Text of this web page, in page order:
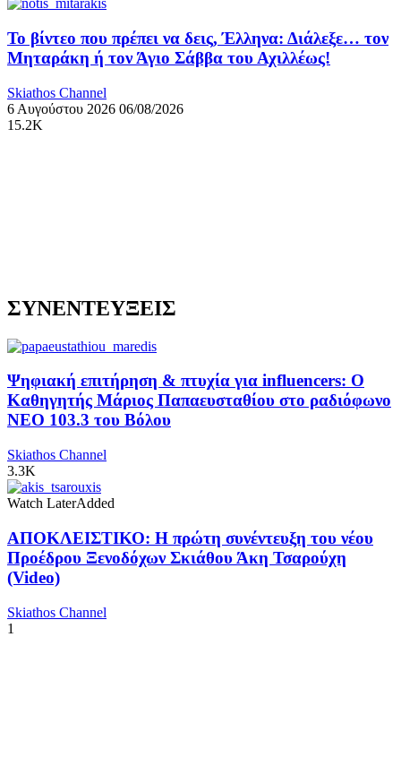
Το βίντεο που πρέπει να δεις, Έλληνα: Διάλεξε… τον
Μηταράκη ή τον Άγιο Σάββα του Αχιλλέως!
Skiathos Channel
6 Αυγούστου 2026 06/08/2026
15.2K
ΣΥΝΕΝΤΕΥΞΕΙΣ
Ψηφιακή επιτήρηση & πτυχία για influencers: Ο
Καθηγητής Μάριος Παπαευσταθίου στο ραδιόφωνο
NEO 103.3 του Βόλου
Skiathos Channel
3.3K
Watch LaterAdded
ΑΠΟΚΛΕΙΣΤΙΚΟ: Η πρώτη συνέντευξη του νέου
Προέδρου Ξενοδόχων Σκιάθου Άκη Τσαρούχη
(Video)
Skiathos Channel
1